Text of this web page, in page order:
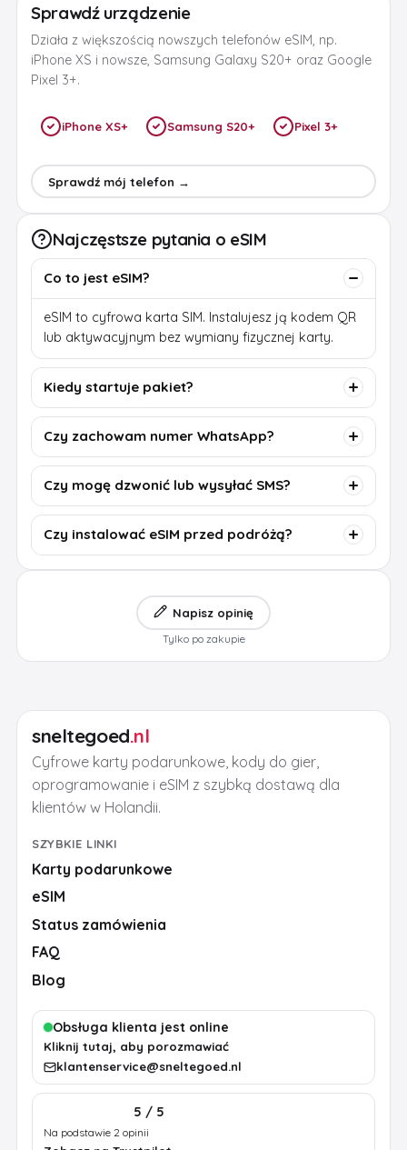
Sprawdź urządzenie
Działa z większością nowszych telefonów eSIM, np.
iPhone XS i nowsze, Samsung Galaxy S20+ oraz Google
Pixel 3+.
iPhone XS+ Samsung S20+ Pixel 3+
Sprawdź mój telefon →
Najczęstsze pytania o eSIM
Co to jest eSIM?
eSIM to cyfrowa karta SIM. Instalujesz ją kodem QR
lub aktywacyjnym bez wymiany fizycznej karty.
Kiedy startuje pakiet?
Czy zachowam numer WhatsApp?
Czy mogę dzwonić lub wysyłać SMS?
Czy instalować eSIM przed podróżą?
Napisz opinię
Tylko po zakupie
sneltegoed.nl
Cyfrowe karty podarunkowe, kody do gier,
oprogramowanie i eSIM z szybką dostawą dla
klientów w Holandii.
SZYBKIE LINKI
Karty podarunkowe
eSIM
Status zamówienia
FAQ
Blog
Obsługa klienta jest online
Kliknij tutaj, aby porozmawiać
klantenservice@sneltegoed.nl
5 / 5
Na podstawie 2 opinii